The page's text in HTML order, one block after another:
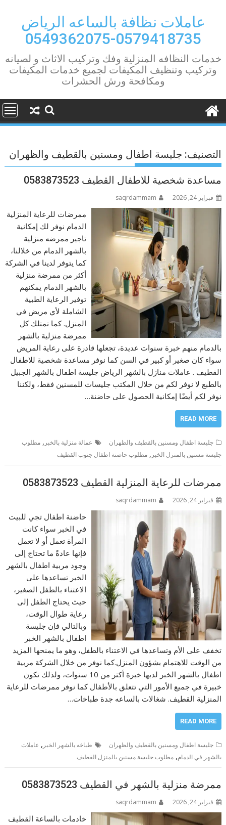
contentعاملات نظافة بالساعه الرياض
0579418735-0549362075
خدمات النظافه المنزلية وفك وتركيب الاثاث و لصيانه
وتركيب وتنظيف المكيفات لجميع خدمات المكيفات
ومكافحة ورش الحشرات
التصنيف: جليسة اطفال ومسنين بالقطيف والظهران
مساعدة شخصية للاطفال القطيف 0583873523
فبراير 24, 2026 saqrdammam
ممرضات للرعاية المنزلية
الدمام نوفر لك إمكانية
تاجير ممرضه منزلية
بالشهر الدمام من خلالنا،
كما يتوفر لدينا في الشركة
أكثر من ممرضة منزلية
بالشهر الدمام يمكنهم
توفير الرعاية الطبية
الشاملة لأي مريض في
المنزل. كما تمتلك كل
ممرضة منزلية بالشهر
بالدمام منهم خبرة سنوات عديدة، تجعلها قادرة على رعاية المريض
سواء كان صغير أو كبير في السن كما نوفر مساعدة شخصية للاطفال
القطيف . عاملات منازل بالشهر الرياض جليسة اطفال بالشهر الجبيل
بالطبع لا نوفر لكم من خلال المكتب جليسات للمسنين فقط، ولكننا
نوفر لكم أيضًا إمكانية الحصول على حاضنة…
READ MORE
جليسة اطفال ومسنين بالقطيف والظهران عمالة منزلية بالخبر ,مطلوب
جليسة مسنين بالمنزل الخبر ,مطلوب حاضنة اطفال جنوب القطيف
ممرضات للرعاية المنزلية القطيف 0583873523
فبراير 24, 2026 saqrdammam
حاضنة اطفال تجي للبيت
في الخبر سواء كانت
المرأة تعمل أو لا تعمل
فإنها عادةً ما تحتاج إلى
وجود مربية اطفال بالشهر
الخبر تساعدها على
الاعتناء بالطفل الصغير،
حيث يحتاج الطفل إلى
رعاية طوال الوقت،
وبالتالي فإن جليسة
اطفال بالشهر الخبر
تخفف على الأم وتساعدها في الاعتناء بالطفل، وهو ما يمنحها المزيد
من الوقت للاهتمام بشؤون المنزل.كما نوفر من خلال الشركة مربية
اطفال بالشهر الخبر لديها خبرة أكثر من 10 سنوات، ولذلك تكون
خبيرة في جميع الأمور التي تتعلق بالأطفال كما نوفر ممرضات للرعاية
المنزلية القطيف. شغالات بالساعه جدة طباخات…
READ MORE
جليسة اطفال ومسنين بالقطيف والظهران طباخه بالشهر الخبر , عاملات
بالشهر في الدمام,مطلوب جليسة مسنين بالمنزل القطيف
ممرضة منزلية بالشهر في القطيف 0583873523
فبراير 24, 2026 saqrdammam
خادمات بالساعة القطيف